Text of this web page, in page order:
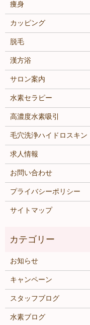
痩身
カッピング
脱毛
漢方浴
サロン案内
水素セラピー
高濃度水素吸引
毛穴洗浄ハイドロスキン
求人情報
お問い合わせ
プライバシーポリシー
サイトマップ
お知らせ
キャンペーン
スタッフブログ
水素ブログ